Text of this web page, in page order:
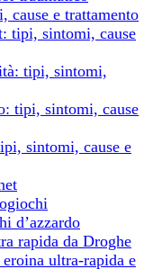
cause e trattamento
tipi, sintomi, cause
tipi, sintomi,
tipi, sintomi, cause
sintomi, cause e
d’azzardo
rapida da Droghe
ultra-rapida e